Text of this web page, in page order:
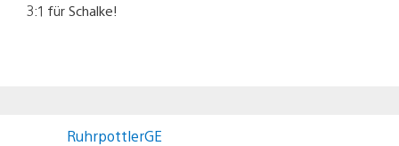
3:1 für Schalke!
RuhrpottlerGE